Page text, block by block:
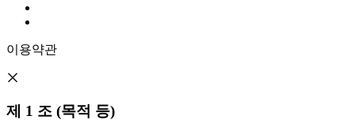
이용약관
제 1 조 (목적 등)